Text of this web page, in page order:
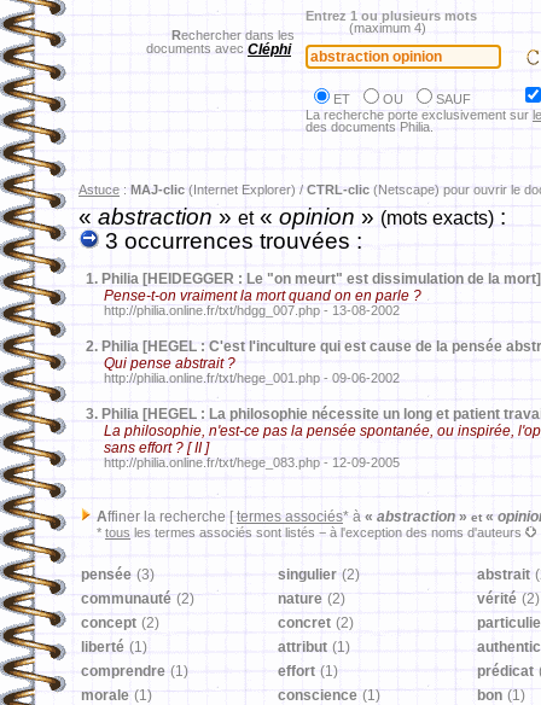
Rechercher dans les
documents avec Cléphi
Entrez 1 ou plusieurs mots
(maximum 4)
ET OU
SAUF
La recherche porte exclusivement sur
des documents Philia.
Astuce : MAJ-clic (Internet Explorer) / CTRL-clic (Netscape) pour ouvrir le
«abstraction » et« opinion » (mots exacts) :
3 occurrences trouvées :
1. Philia [HEIDEGGER : Le "on meurt" est dissimulation de la mort]
Pense-t-on vraiment la mort quand on en parle ?
http://philia.online.fr/txt/hdgg_007.php - 13-08-2002
2. Philia [HEGEL : C'est l'inculture qui est cause de la pensée
Qui pense abstrait ?
http://philia.online.fr/txt/hege_001.php - 09-06-2002
3. Philia [HEGEL : La philosophie nécessite un long et patient
La philosophie, n'est-ce pas la pensée spontanée, ou inspirée,
sans effort ? [ II ]
http://philia.online.fr/txt/hege_083.php - 12-09-2005
Affiner la recherche [ termes associés* à « abstraction» et«
* tous les termes associés sont listés − à l'exception des noms d'auteurs
pensée (3) singulier (2) abstrait
communauté (2) nature (2) vérité (2)
concept (2) concret (2)
liberté (1) attribut (1)
comprendre (1) effort (1) prédicat
morale (1) conscience (1) bon (1)